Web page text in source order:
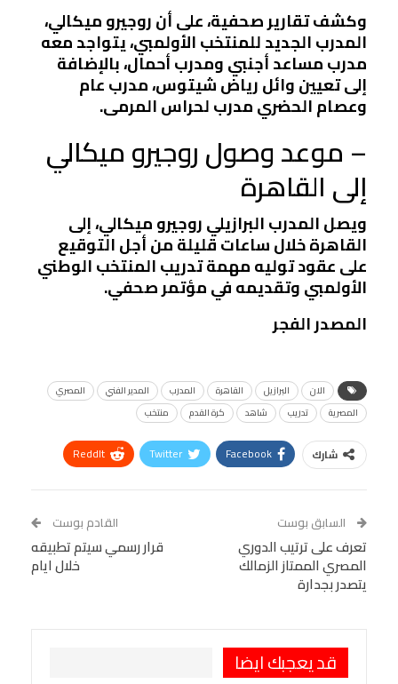
وكشف تقارير صحفية، على أن روجيرو ميكالي،
المدرب الجديد للمنتخب الأولمبي، يتواجد معه
مدرب مساعد أجنبي ومدرب أحمال، بالإضافة
إلى تعيين وائل رياض شيتوس، مدرب عام
وعصام الحضري مدرب لحراس المرمى.
– موعد وصول روجيرو ميكالي
إلى القاهرة
ويصل المدرب البرازيلي روجيرو ميكالي، إلى
القاهرة خلال ساعات قليلة من أجل التوقيع
على عقود توليه مهمة تدريب المنتخب الوطني
الأولمبي وتقديمه في مؤتمر صحفي.
المصدر الفجر
الان البرازيل القاهرة المدرب المدير الفني
المصري
المصرية
تدريب شاهد كرة القدم منتخب
شارك Facebook
Twitter
ReddIt
Tumblr
البريد الإلكتروني
StumbleUpon
VK
Digg
LINE
Viber
السابق بوست
تعرف على ترتيب الدوري
المصري الممتاز الزمالك
يتصدر بجدارة
القادم بوست
قرار رسمي سيتم تطبيقه
خلال ايام
قد يعجبك ايضا